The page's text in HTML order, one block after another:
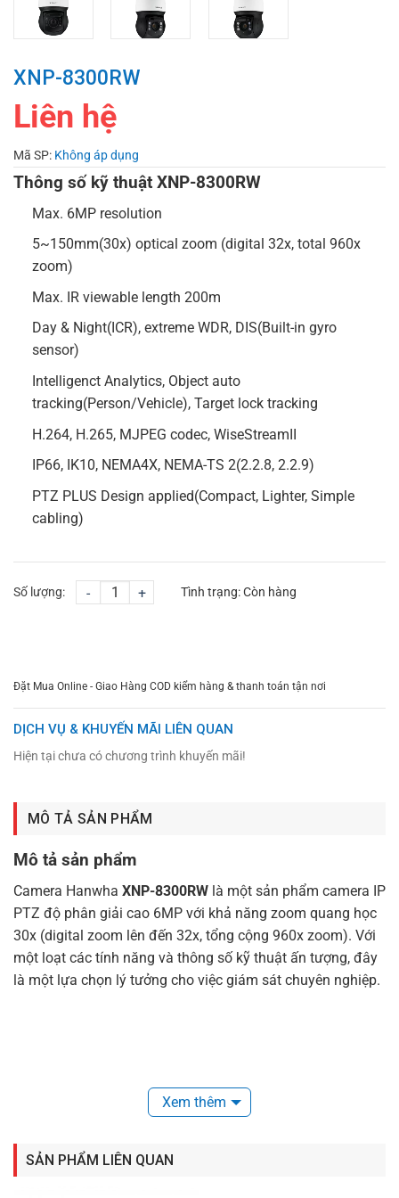
XNP-8300RW
Liên hệ
Mã SP: Không áp dụng
Thông số kỹ thuật XNP-8300RW
Max. 6MP resolution
5~150mm(30x) optical zoom (digital 32x, total 960x
zoom)
Max. IR viewable length 200m
Day & Night(ICR), extreme WDR, DIS(Built-in gyro
sensor)
Intelligenct Analytics, Object auto
tracking(Person/Vehicle), Target lock tracking
H.264, H.265, MJPEG codec, WiseStreamII
IP66, IK10, NEMA4X, NEMA-TS 2(2.2.8, 2.2.9)
PTZ PLUS Design applied(Compact, Lighter, Simple
cabling)
Số lượng: - + Tình trạng:Còn hàng
Đặt Mua Online - Giao Hàng COD kiểm hàng & thanh toán tận nơi
DỊCH VỤ & KHUYẾN MÃI LIÊN QUAN
Hiện tại chưa có chương trình khuyến mãi!
MÔ TẢ SẢN PHẨM
Mô tả sản phẩm
Camera Hanwha XNP-8300RW là một sản phẩm camera IP
PTZ độ phân giải cao 6MP với khả năng zoom quang học
30x (digital zoom lên đến 32x, tổng cộng 960x zoom). Với
một loạt các tính năng và thông số kỹ thuật ấn tượng, đây
là một lựa chọn lý tưởng cho việc giám sát chuyên nghiệp.
Xem thêm
SẢN PHẨM LIÊN QUAN